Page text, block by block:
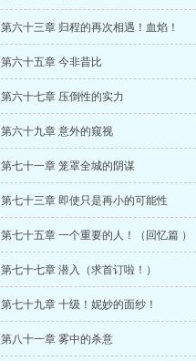
第六十三章 归程的再次相遇！血焰！
第六十五章 今非昔比
第六十七章 压倒性的实力
第六十九章 意外的窥视
第七十一章 笼罩全城的阴谋
第七十三章 即使只是再小的可能性
第七十五章 一个重要的人！（回忆篇 ）
第七十七章 潜入（求首订啦！）
第七十九章 十级！妮妙的面纱！
第八十一章 雾中的杀意